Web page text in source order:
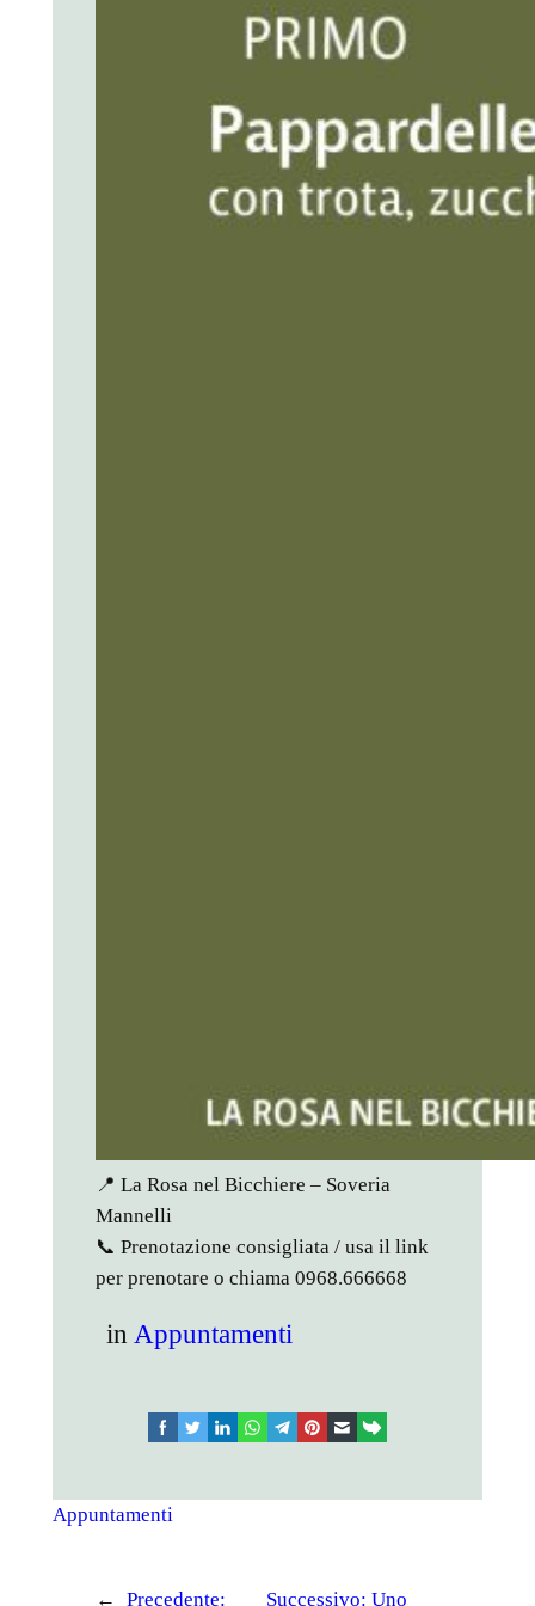
📍 La Rosa nel Bicchiere – Soveria
Mannelli
📞 Prenotazione consigliata / usa il link
per prenotare o chiama 0968.666668
in Appuntamenti
facebooktwitterlinkedinwhatsapptelegram
pinterest email link
Appuntamenti
←
Precedente:
Successivo:Uno